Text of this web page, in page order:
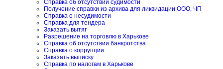
Справка об отсутствии судимости
Получение справки из архива для ликвидации ООО, ЧП
Справка о несудимости
Справка для тендера
Заказать вытяг
Разрешение на торговлю в Харькове
Справка об отсутствии банкротства
Справка о коррупции
Заказать выписку
Справка по налогам в Харькове